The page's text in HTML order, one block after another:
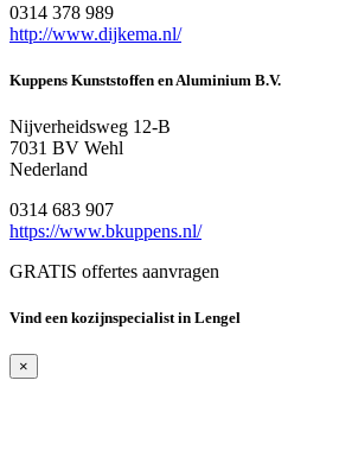
0314 378 989
http://www.dijkema.nl/
Kuppens Kunststoffen en Aluminium B.V.
Nijverheidsweg 12-B
7031 BV Wehl
Nederland
0314 683 907
https://www.bkuppens.nl/
GRATIS offertes aanvragen
Vind een kozijnspecialist in Lengel
×